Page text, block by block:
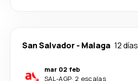
San Salvador - Malaga 12 días
mar 02 feb
SAL-AGP· 2 escalas